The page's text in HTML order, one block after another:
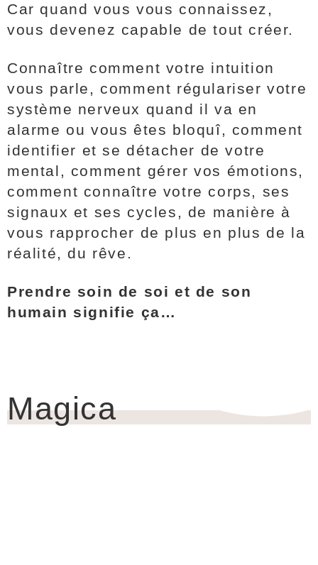
Car quand vous vous connaissez,
vous devenez capable de tout créer.
Connaître comment votre intuition
vous parle, comment régulariser votre
système nerveux quand il va en
alarme ou vous êtes bloquî, comment
identifier et se détacher de votre
mental, comment gérer vos émotions,
comment connaître votre corps, ses
signaux et ses cycles, de manière à
vous rapprocher de plus en plus de la
réalité, du rêve.
Prendre soin de soi et de son
humain signifie ça…
Magica